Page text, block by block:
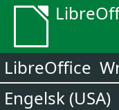
LibreOffice
Engelsk (USA)